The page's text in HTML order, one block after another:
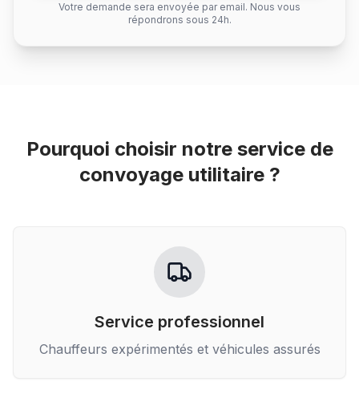
Votre demande sera envoyée par email. Nous vous
répondrons sous 24h.
Pourquoi choisir notre service de
convoyage utilitaire?
Service professionnel
Chauffeurs expérimentés et véhicules assurés